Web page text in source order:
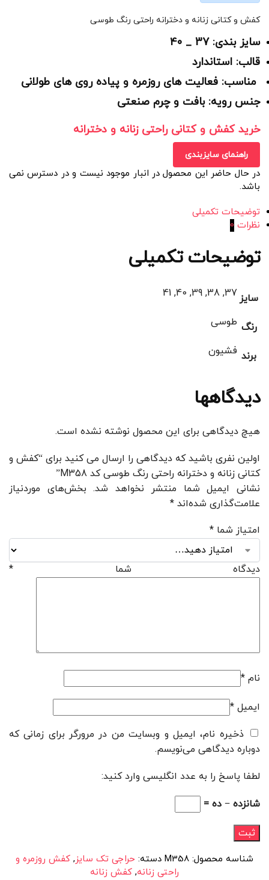
کفش و کتانی زنانه و دخترانه راحتی رنگ طوسی
سایز بندی: 37 _ 40
قالب: استاندارد
مناسب: فعالیت های روزمره و پیاده روی های طولانی
جنس رویه: بافت و چرم صنعتی
خرید کفش و کتانی راحتی زنانه و دخترانه
راهنمای سایزبندی
در حال حاضر این محصول در انبار موجود نیست و در دسترس نمی
باشد.
توضیحات تکمیلی
نظرات 0
توضیحات تکمیلی
سایز 37, 38, 39, 40, 41
رنگ طوسی
برند فشیون
دیدگاهها
هیچ دیدگاهی برای این محصول نوشته نشده است.
اولین نفری باشید که دیدگاهی را ارسال می کنید برای “کفش و
کتانی زنانه و دخترانه راحتی رنگ طوسی کد M358”
نشانی ایمیل شما منتشر نخواهد شد. بخش‌های موردنیاز
علامت‌گذاری شده‌اند *
امتیاز شما *
دیدگاه شما *
نام *
ایمیل *
ذخیره نام، ایمیل و وبسایت من در مرورگر برای زمانی که
دوباره دیدگاهی می‌نویسم.
لطفا پاسخ را به عدد انگلیسی وارد کنید:
شانزده − ده =
شناسه محصول: M358 دسته: حراجی تک سایز, کفش روزمره و
راحتی زنانه, کفش زنانه